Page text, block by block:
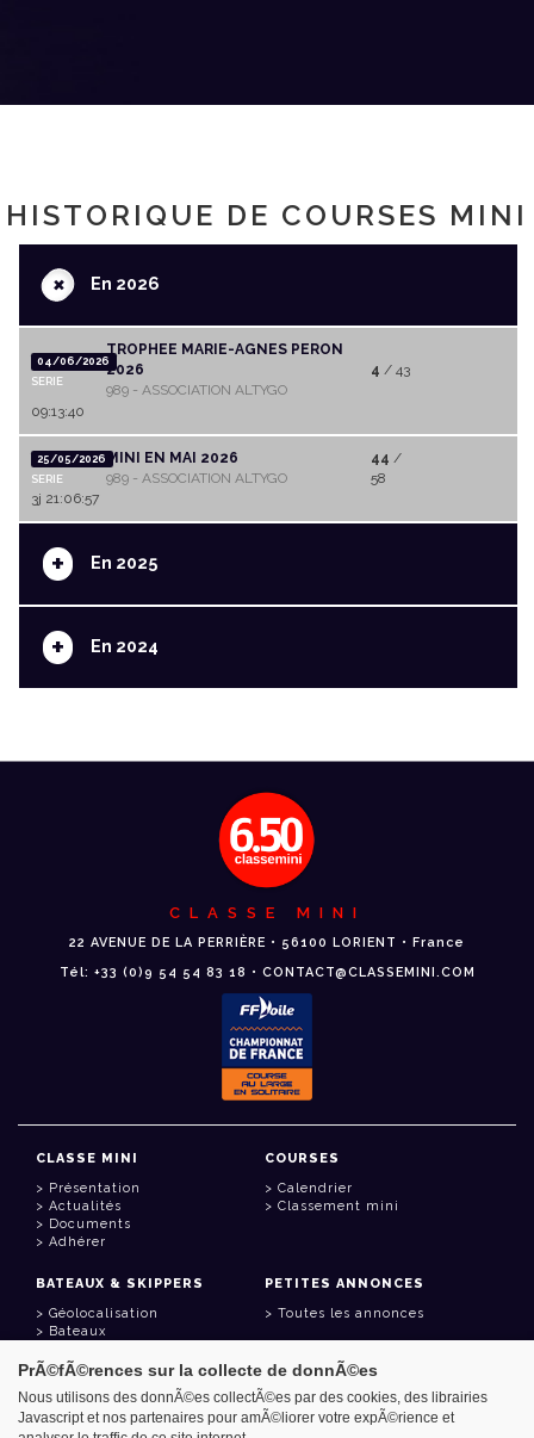
HISTORIQUE DE COURSES MINI
+En 2026
04/06/2026
SERIE
TROPHEE MARIE-AGNES PERON
2026
989 - ASSOCIATION ALTYGO
4 / 43
09:13:40
25/05/2026
SERIE
MINI EN MAI 2026
989 - ASSOCIATION ALTYGO
44 /
58
3j 21:06:57
+ En 2025
+ En 2024
CLASSE MINI
22 AVENUE DE LA PERRIÈRE • 56100 LORIENT • France
Tél: +33 (0)9 54 54 83 18 • CONTACT@CLASSEMINI.COM
CLASSE MINI
Présentation
Actualités
Documents
Adhérer
COURSES
Calendrier
Classement mini
BATEAUX & SKIPPERS
Géolocalisation
Bateaux
PETITES ANNONCES
Toutes les annonces
LIENS UTILES
Espace adhérent
PrÃ©fÃ©rences sur la collecte de donnÃ©es
Nous utilisons des donnÃ©es collectÃ©es par des cookies, des librairies
Javascript et nos partenaires pour amÃ©liorer votre expÃ©rience et